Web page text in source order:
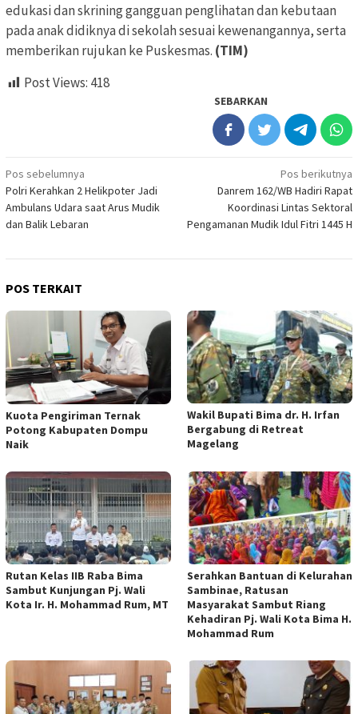
edukasi dan skrining gangguan penglihatan dan kebutaan
pada anak didiknya di sekolah sesuai kewenangannya, serta
memberikan rujukan ke Puskesmas. (TIM)
Post Views: 418
SEBARKAN
Navigasi
pos
Pos sebelumnya
Polri Kerahkan 2 Helikpoter Jadi
Ambulans Udara saat Arus Mudik
dan Balik Lebaran
Pos berikutnya
Danrem 162/WB Hadiri Rapat
Koordinasi Lintas Sektoral
Pengamanan Mudik Idul Fitri 1445 H
POS TERKAIT
Kuota Pengiriman Ternak
Potong Kabupaten Dompu
Naik
Wakil Bupati Bima dr. H. Irfan
Bergabung di Retreat
Magelang
Rutan Kelas IIB Raba Bima
Sambut Kunjungan Pj. Wali
Kota Ir. H. Mohammad Rum, MT
Serahkan Bantuan di Kelurahan
Sambinae, Ratusan
Masyarakat Sambut Riang
Kehadiran Pj. Wali Kota Bima H.
Mohammad Rum